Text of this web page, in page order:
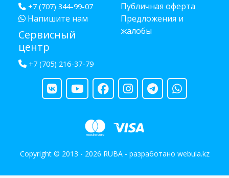
+7 (707) 344-99-07
Напишите нам
Сервисный
центр
+7 (705) 216-37-79
Публичная оферта
Предложения и
жалобы
Copyright © 2013 - 2026 RUBA - разработано webula.kz